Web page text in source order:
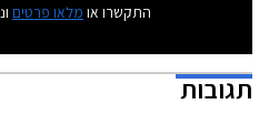
התקשרו או מלאו פרטים
תגובות